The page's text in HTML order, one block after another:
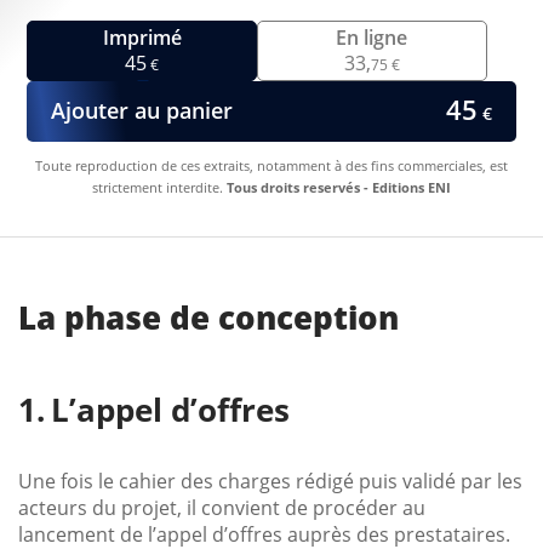
Imprimé
45€
En ligne
33,75 €
Ajouter au panier 45 €
Toute reproduction de ces extraits, notamment à des fins commerciales, est
strictement interdite. Tous droits reservés - Editions ENI
La phase de conception
L’appel d’offres
Une fois le cahier des charges rédigé puis validé par les
acteurs du projet, il convient de procéder au
lancement de l’appel d’offres auprès des prestataires.